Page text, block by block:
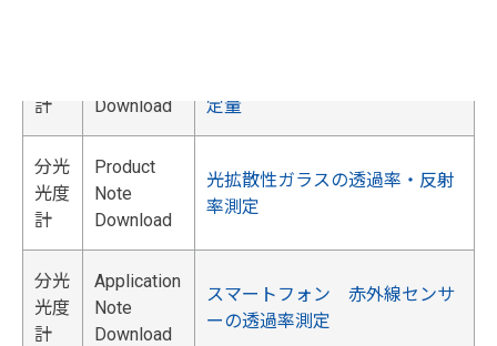
計
Download
定量
分光
光度
計
Product
Note
Download
光拡散性ガラスの透過率・反射
率測定
分光
光度
計
Application
Note
Download
スマートフォン 赤外線センサ
ーの透過率測定